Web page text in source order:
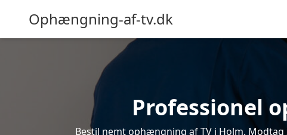
Ophængning-af-tv.dk
Professionel
Bestil nemt ophængning af TV i Holm.